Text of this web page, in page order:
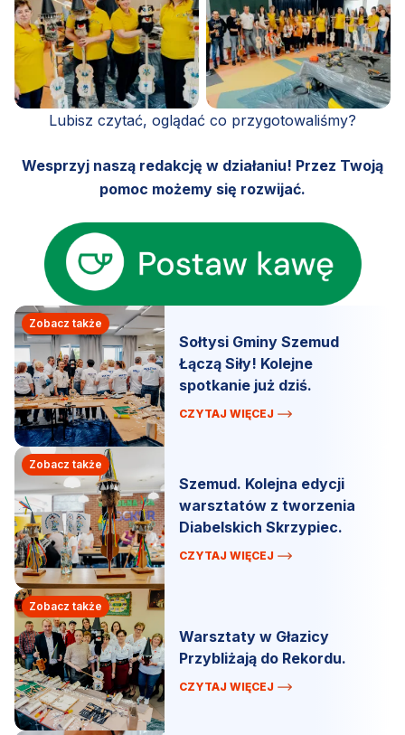
Lubisz czytać, oglądać co przygotowaliśmy?
Wesprzyj naszą redakcję w działaniu! Przez Twoją
pomoc możemy się rozwijać.
Zobacz także
Sołtysi Gminy Szemud
Łączą Siły! Kolejne
spotkanie już dziś.
CZYTAJ WIĘCEJ
Zobacz także
Szemud. Kolejna edycji
warsztatów z tworzenia
Diabelskich Skrzypiec.
CZYTAJ WIĘCEJ
Zobacz także
Warsztaty w Głazicy
Przybliżają do Rekordu.
CZYTAJ WIĘCEJ